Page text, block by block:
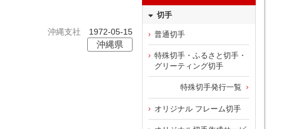
沖縄支社 1972-05-15
沖縄県
切手
普通切手
特殊切手・ふるさと切手・
グリーティング切手
特殊切手発行一覧
オリジナル フレーム切手